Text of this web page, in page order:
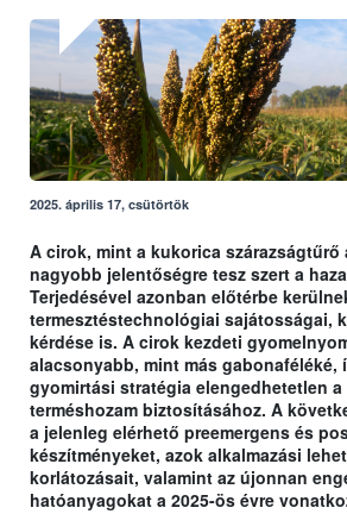
2025. április 17, csütörtök
A cirok, mint a kukorica szárazságtűrő
nagyobb jelentőségre tesz szert a
Terjedésével azonban előtérbe
termesztéstechnológiai sajátosságai,
kérdése is. A cirok kezdeti
alacsonyabb, mint más gabonaféléké,
gyomirtási stratégia elengedhetetlen a
terméshozam biztosításához. A
a jelenleg elérhető preemergens és
készítményeket, azok alkalmazási
korlátozásait, valamint az újonnan
hatóanyagokat a 2025-ös évre